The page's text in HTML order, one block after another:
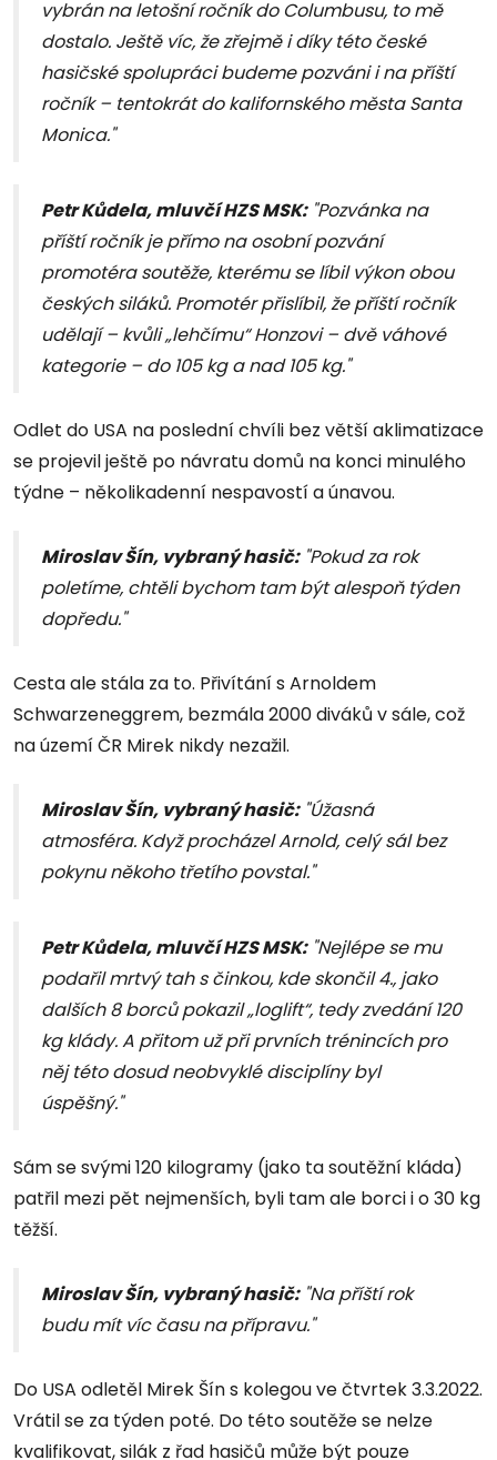
vybrán na letošní ročník do Columbusu, to mě
dostalo. Ještě víc, že zřejmě i díky této české
hasičské spolupráci budeme pozváni i na příští
ročník – tentokrát do kalifornského města Santa
Monica."
Petr Kůdela, mluvčí HZS MSK:"Pozvánka na
příští ročník je přímo na osobní pozvání
promotéra soutěže, kterému se líbil výkon obou
českých siláků. Promotér přislíbil, že příští ročník
udělají – kvůli „lehčímu“ Honzovi – dvě váhové
kategorie – do 105 kg a nad 105 kg."
Odlet do USA na poslední chvíli bez větší aklimatizace
se projevil ještě po návratu domů na konci minulého
týdne – několikadenní nespavostí a únavou.
Miroslav Šín, vybraný hasič:"Pokud za rok
poletíme, chtěli bychom tam být alespoň týden
dopředu."
Cesta ale stála za to. Přivítání s Arnoldem
Schwarzeneggrem, bezmála 2000 diváků v sále, což
na území ČR Mirek nikdy nezažil.
Miroslav Šín, vybraný hasič:"Úžasná
atmosféra. Když procházel Arnold, celý sál bez
pokynu někoho třetího povstal."
Petr Kůdela, mluvčí HZS MSK:"Nejlépe se mu
podařil mrtvý tah s činkou, kde skončil 4., jako
dalších 8 borců pokazil „loglift“, tedy zvedání 120
kg klády. A přitom už při prvních trénincích pro
něj této dosud neobvyklé disciplíny byl
úspěšný."
Sám se svými 120 kilogramy (jako ta soutěžní kláda)
patřil mezi pět nejmenších, byli tam ale borci i o 30 kg
těžší.
Miroslav Šín, vybraný hasič:"Na příští rok
budu mít víc času na přípravu."
Do USA odletěl Mirek Šín s kolegou ve čtvrtek 3.3.2022.
Vrátil se za týden poté. Do této soutěže se nelze
kvalifikovat, silák z řad hasičů může být pouze